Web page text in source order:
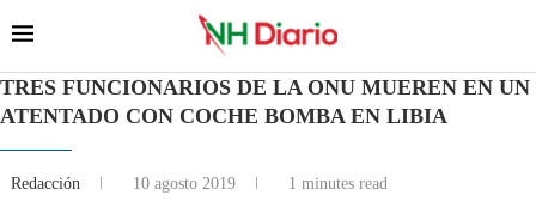
TRES FUNCIONARIOS DE LA ONU MUEREN EN UN
ATENTADO CON COCHE BOMBA EN LIBIA
Redacción 10 agosto 2019 1 minutes read